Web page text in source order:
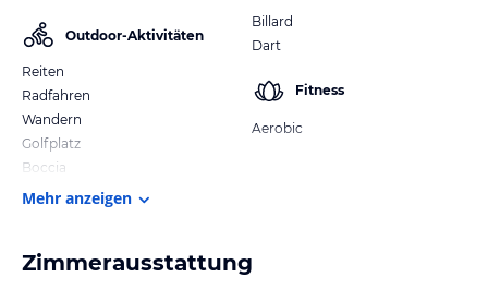
Outdoor-Aktivitäten
Reiten
Radfahren
Wandern
Golfplatz
Boccia
Billard
Dart
Fitness
Aerobic
Mehr anzeigen
Zimmerausstattung